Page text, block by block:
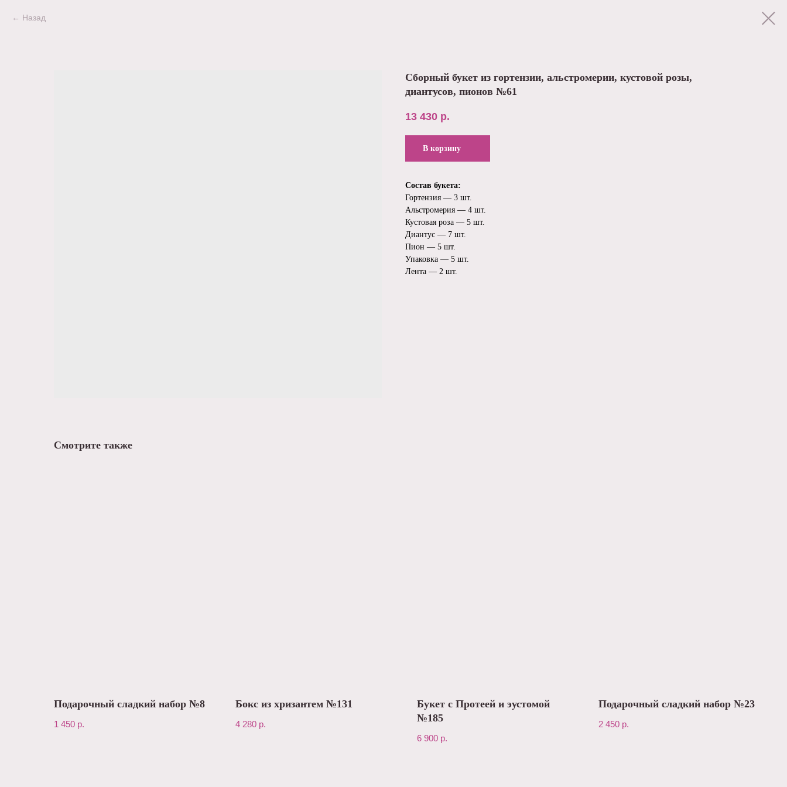
Назад
Сборный букет из гортензии, альстромерии, кустовой розы,
диантусов, пионов №61
13 430 р.
В корзину
Состав букета:
Гортензия — 3 шт.
Альстромерия — 4 шт.
Кустовая роза — 5 шт.
Диантус — 7 шт.
Пион — 5 шт.
Упаковка — 5 шт.
Лента — 2 шт.
Смотрите также
Подарочный сладкий набор №8
1 450 р.
Бокс из хризантем №131
4 280 р.
Букет с Протеей и эустомой
№185
6 900 р.
Подарочный сладкий набор №23
2 450 р.